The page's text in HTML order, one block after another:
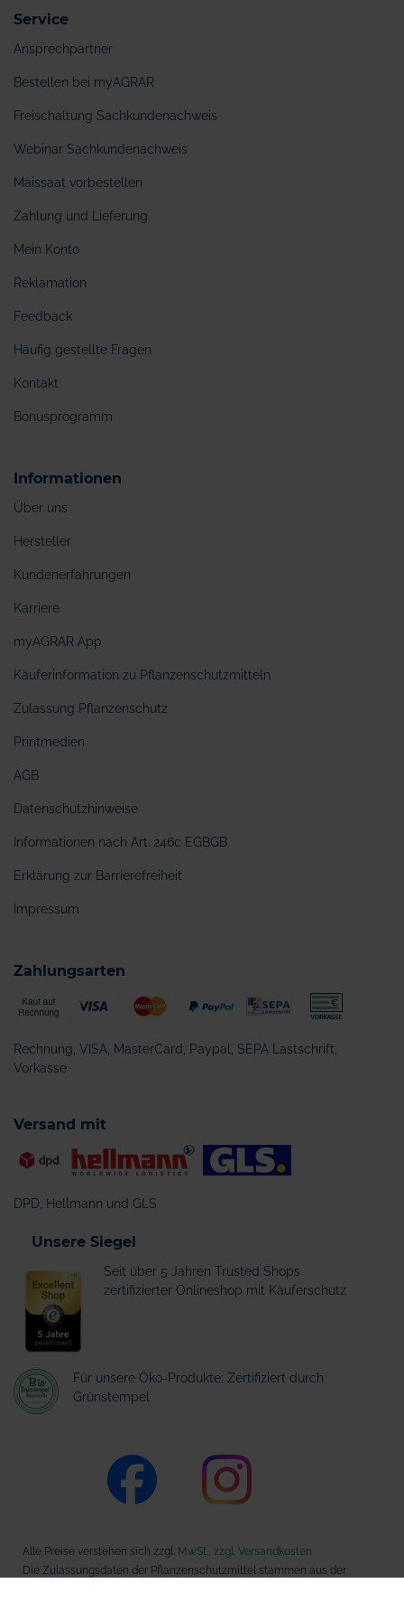
Service
Ansprechpartner
Bestellen bei myAGRAR
Freischaltung Sachkundenachweis
Webinar Sachkundenachweis
Maissaat vorbestellen
Zahlung und Lieferung
Mein Konto
Reklamation
Feedback
Häufig gestellte Fragen
Kontakt
Bonusprogramm
Informationen
Über uns
Hersteller
Kundenerfahrungen
Karriere
myAGRAR App
Käuferinformation zu Pflanzenschutzmitteln
Zulassung Pflanzenschutz
Printmedien
AGB
Datenschutzhinweise
Informationen nach Art. 246c EGBGB
Erklärung zur Barrierefreiheit
Impressum
Zahlungsarten
Rechnung, VISA, MasterCard, Paypal, SEPA Lastschrift,
Vorkasse
Versand mit
DPD, Hellmann und GLS
Unsere Siegel
Seit über 5 Jahren Trusted Shops
zertifizierter Onlineshop mit Käuferschutz
Für unsere Öko-Produkte: Zertifiziert durch
Grünstempel
Alle Preise verstehen sich zzgl. MwSt., zzgl. Versandkosten
Die Zulassungsdaten der Pflanzenschutzmittel stammen aus der